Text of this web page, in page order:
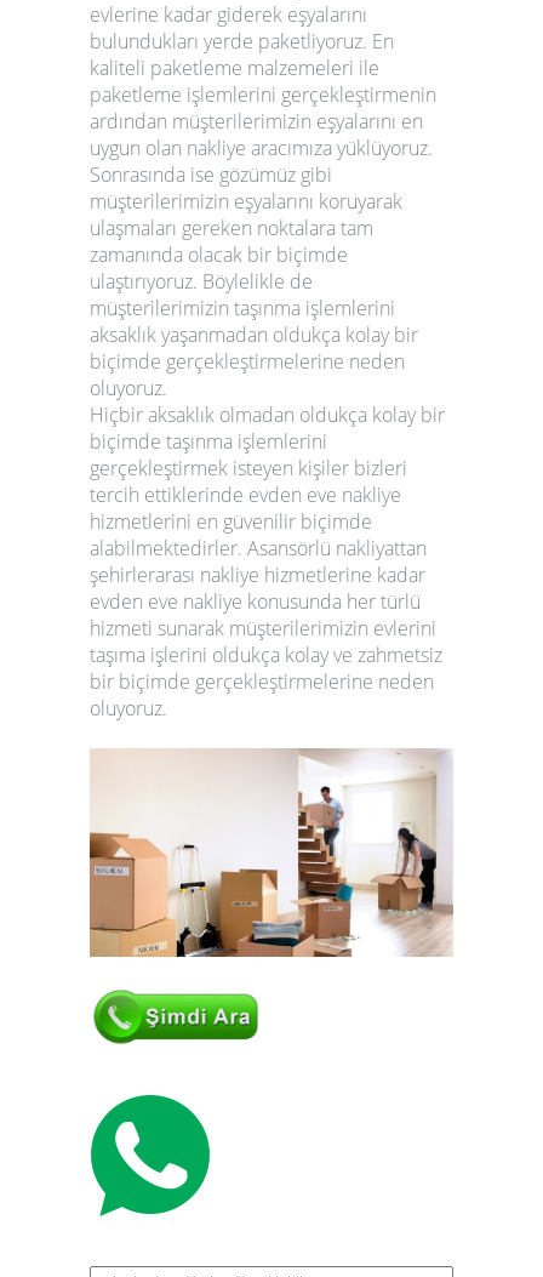
evlerine kadar giderek eşyalarını
bulundukları yerde paketliyoruz. En
kaliteli paketleme malzemeleri ile
paketleme işlemlerini gerçekleştirmenin
ardından müşterilerimizin eşyalarını en
uygun olan nakliye aracımıza yüklüyoruz.
Sonrasında ise gözümüz gibi
müşterilerimizin eşyalarını koruyarak
ulaşmaları gereken noktalara tam
zamanında olacak bir biçimde
ulaştırıyoruz. Böylelikle de
müşterilerimizin taşınma işlemlerini
aksaklık yaşanmadan oldukça kolay bir
biçimde gerçekleştirmelerine neden
oluyoruz.
Hiçbir aksaklık olmadan oldukça kolay bir
biçimde taşınma işlemlerini
gerçekleştirmek isteyen kişiler bizleri
tercih ettiklerinde evden eve nakliye
hizmetlerini en güvenilir biçimde
alabilmektedirler. Asansörlü nakliyattan
şehirlerarası nakliye hizmetlerine kadar
evden eve nakliye konusunda her türlü
hizmeti sunarak müşterilerimizin evlerini
taşıma işlerini oldukça kolay ve zahmetsiz
bir biçimde gerçekleştirmelerine neden
oluyoruz.